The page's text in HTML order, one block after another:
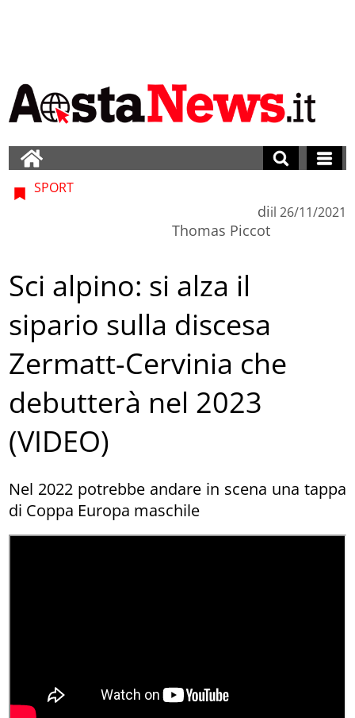
SPORT
di
Thomas Piccot
il 26/11/2021
Sci alpino: si alza il
sipario sulla discesa
Zermatt-Cervinia che
debutterà nel 2023
(VIDEO)
Nel 2022 potrebbe andare in scena una tappa
di Coppa Europa maschile